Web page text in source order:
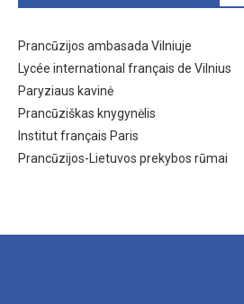
Prancūzijos ambasada Vilniuje
Lycée international français de Vilnius
Paryziaus kavinė
Prancūziškas knygynėlis
Institut français Paris
Prancūzijos-Lietuvos prekybos rūmai